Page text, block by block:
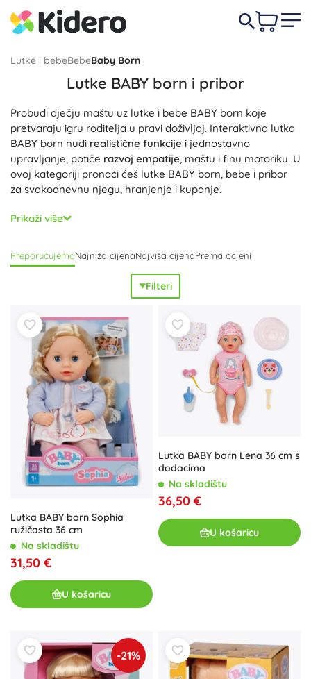
Lutke i bebeBebeBaby Born
Lutke BABY born i pribor
Probudi dječju maštu uz lutke i bebe BABY born koje
pretvaraju igru roditelja u pravi doživljaj. Interaktivna lutka
BABY born nudi realistične funkcije i jednostavno
upravljanje, potiče razvoj empatije, maštu i finu motoriku. U
ovoj kategoriji pronaći ćeš lutke BABY born, bebe i pribor
za svakodnevnu njegu, hranjenje i kupanje.
Najčešća veličina je lutka od 43 cm: pije iz bočice, piški u
kahlicu, zna pustiti suzice i može se hraniti kašicom;
ugodno mekano tijelo ikvalitetna izradaolakšavaju
odijevanje i realističnu igru. Nabavi
BABY born – bočice, dudice, pelene, kahlice, kadice, kolica,
krevetiće, nosiljke i tematske setove za hranjenje. Lako ćeš
odabrati ono pravo: početni setovi za start, samostalne
lutke i bebe za proširenje kolekcije te kolekcije odjevnih
kombinacija zamix and match
stil. Odjeća i dodaci često su
međusobno kompatibilni
u okviru veličine 43 cm i uklapaju
se u svaku dječju sobu. BABY born lutke i dodaci susjajan
poklonza djecu od 3 godine za rođendane i Božić.
Prikaži više
PreporučujemoNajniža cijenaNajviša cijenaPrema ocjeni
Filteri
Lutka BABY born Sophia
ružičasta 36 cm
Na skladištu
31,50 €
U košaricu
Lutka BABY born Lena 36 cm s
dodacima
Na skladištu
36,50 €
U košaricu
-21%